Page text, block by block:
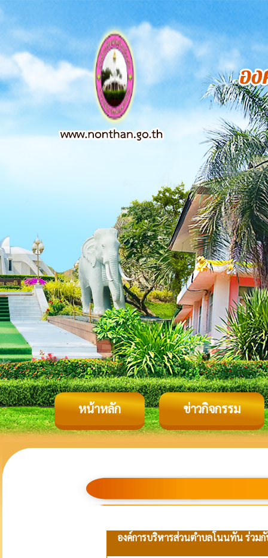
หน้าหลัก ข่าวกิจกรรม
องค์การบริหารส่วนตำบลโนนทัน ร่ว